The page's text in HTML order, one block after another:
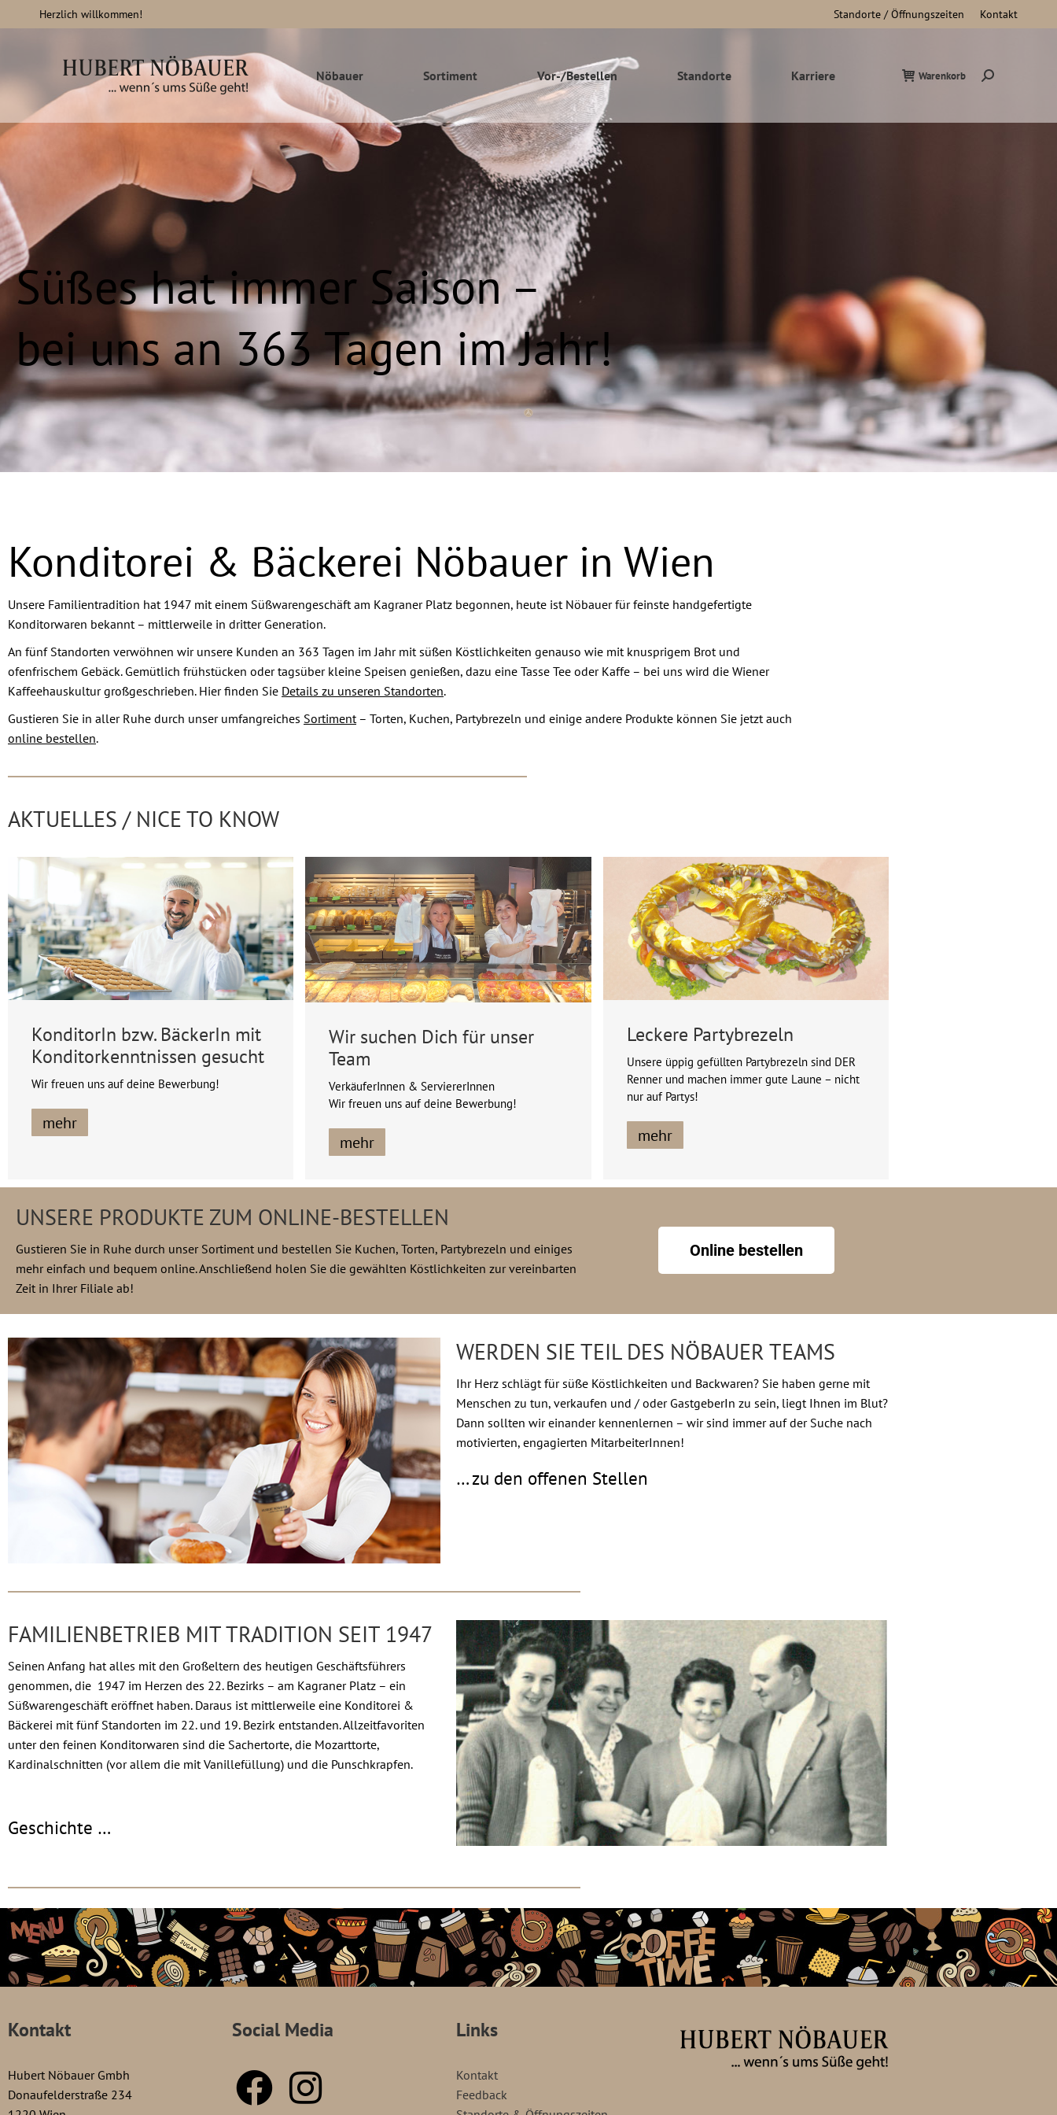
Herzlich willkommen! Standorte / Öffnungszeiten Kontakt
Nöbauer Sortiment Vor-/Bestellen Standorte Karriere Warenkorb
Süßes hat immer Saison –
bei uns an 363 Tagen im Jahr!
Konditorei & Bäckerei Nöbauer in Wien
Unsere Familientradition hat 1947 mit einem Süßwarengeschäft am Kagraner Platz begonnen, heute ist Nöbauer für feinste handgefertigte
Konditorwaren bekannt – mittlerweile in dritter Generation.
An fünf Standorten verwöhnen wir unsere Kunden an 363 Tagen im Jahr mit süßen Köstlichkeiten genauso wie mit knusprigem Brot und
ofenfrischem Gebäck. Gemütlich frühstücken oder tagsüber kleine Speisen genießen, dazu eine Tasse Tee oder Kaffe – bei uns wird die Wiener
Kaffeehauskultur großgeschrieben. Hier finden Sie Details zu unseren Standorten.
Gustieren Sie in aller Ruhe durch unser umfangreiches Sortiment – Torten, Kuchen, Partybrezeln und einige andere Produkte können Sie jetzt auch
online bestellen.
AKTUELLES / NICE TO KNOW
KonditorIn bzw. BäckerIn mit
Konditorkenntnissen gesucht
Wir freuen uns auf deine Bewerbung!
mehr
Wir suchen Dich für unser
Team
VerkäuferInnen & ServiererInnen
Wir freuen uns auf deine Bewerbung!
mehr
Leckere Partybrezeln
Unsere üppig gefüllten Partybrezeln sind DER
Renner und machen immer gute Laune – nicht
nur auf Partys!
mehr
UNSERE PRODUKTE ZUM ONLINE-BESTELLEN
Gustieren Sie in Ruhe durch unser Sortiment und bestellen Sie Kuchen, Torten, Partybrezeln und einiges
mehr einfach und bequem online. Anschließend holen Sie die gewählten Köstlichkeiten zur vereinbarten
Zeit in Ihrer Filiale ab!
Online bestellen
WERDEN SIE TEIL DES NÖBAUER TEAMS
Ihr Herz schlägt für süße Köstlichkeiten und Backwaren? Sie haben gerne mit
Menschen zu tun, verkaufen und / oder GastgeberIn zu sein, liegt Ihnen im Blut?
Dann sollten wir einander kennenlernen – wir sind immer auf der Suche nach
motivierten, engagierten MitarbeiterInnen!
… zu den offenen Stellen
FAMILIENBETRIEB MIT TRADITION SEIT 1947
Seinen Anfang hat alles mit den Großeltern des heutigen Geschäftsführers
genommen, die 1947 im Herzen des 22. Bezirks – am Kagraner Platz – ein
Süßwarengeschäft eröffnet haben. Daraus ist mittlerweile eine Konditorei &
Bäckerei mit fünf Standorten im 22. und 19. Bezirk entstanden. Allzeitfavoriten
unter den feinen Konditorwaren sind die Sachertorte, die Mozarttorte,
Kardinalschnitten (vor allem die mit Vanillefüllung) und die Punschkrapfen.
Geschichte …
Kontakt
Hubert Nöbauer Gmbh
Donaufelderstraße 234
Social Media Links
Kontakt
Feedback